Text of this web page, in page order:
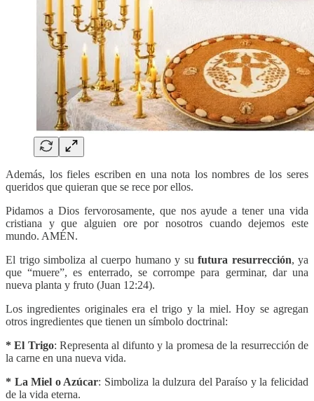
Además, los fieles escriben en una nota los nombres de los seres
queridos que quieran que se rece por ellos.
Pidamos a Dios fervorosamente, que nos ayude a tener una vida
cristiana y que alguien ore por nosotros cuando dejemos este
mundo. AMÉN.
El trigo simboliza al cuerpo humano y su futura resurrección, ya
que “muere”, es enterrado, se corrompe para germinar, dar una
nueva planta y fruto (Juan 12:24).
Los ingredientes originales era el trigo y la miel. Hoy se agregan
otros ingredientes que tienen un símbolo doctrinal:
* El Trigo: Representa al difunto y la promesa de la resurrección de
la carne en una nueva vida.
* La Miel o Azúcar: Simboliza la dulzura del Paraíso y la felicidad
de la vida eterna.